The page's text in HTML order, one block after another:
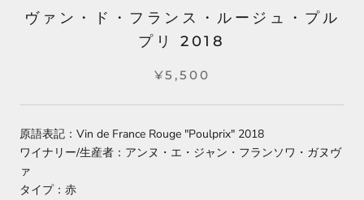
ヴァン・ド・フランス・ルージュ・プル
プリ 2018
¥5,500
原語表記：Vin de France Rouge "Poulprix" 2018
ワイナリー/生産者：アンヌ・エ・ジャン・フランソワ・ガヌヴ
ァ
タイプ：赤